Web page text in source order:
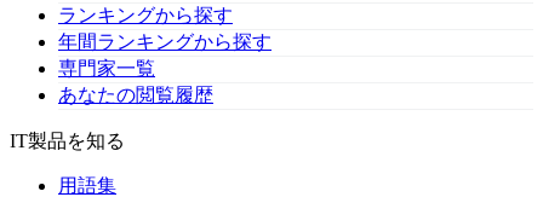
ランキングから探す
年間ランキングから探す
専門家一覧
あなたの閲覧履歴
IT製品を知る
用語集